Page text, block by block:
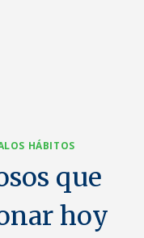
HÁBITOS
que
hoy